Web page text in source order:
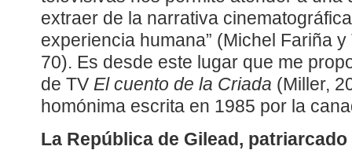
extraer de la narrativa
experiencia humana” (Michel Fariña
70). Es desde este lugar que me
de TV El cuento de la Criada (Miller,
homónima escrita en 1985 por la
La República de Gilead,